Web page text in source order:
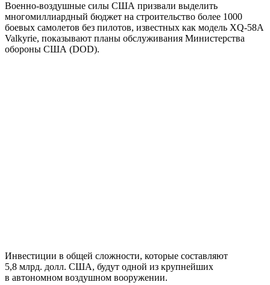
Военно-воздушные силы США призвали выделить
многомиллиардный бюджет на строительство более 1000
боевых самолетов без пилотов, известных как модель XQ-58A
Valkyrie, показывают планы обслуживания Министерства
обороны США (DOD).
Инвестиции в общей сложности, которые составляют
5,8 млрд. долл. США, будут одной из крупнейших
в автономном воздушном вооружении.